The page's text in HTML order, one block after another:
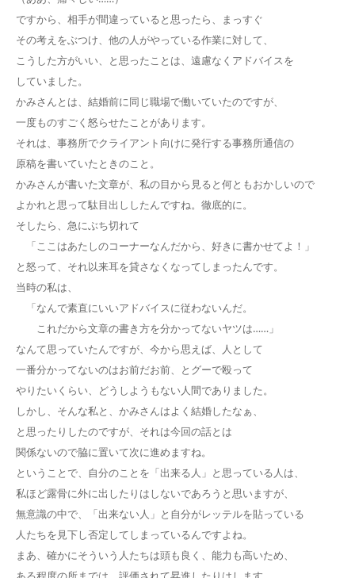
ですから、相手が間違っていると思ったら、まっすぐ
その考えをぶつけ、他の人がやっている作業に対して、
こうした方がいい、と思ったことは、遠慮なくアドバイスを
していました。
かみさんとは、結婚前に同じ職場で働いていたのですが、
一度ものすごく怒らせたことがあります。
それは、事務所でクライアント向けに発行する事務所通信の
原稿を書いていたときのこと。
かみさんが書いた文章が、私の目から見ると何ともおかしいので
よかれと思って駄目出ししたんですね。徹底的に。
そしたら、急にぶち切れて
「ここはあたしのコーナーなんだから、好きに書かせてよ！」
と怒って、それ以来耳を貸さなくなってしまったんです。
当時の私は、
「なんで素直にいいアドバイスに従わないんだ。
これだから文章の書き方を分かってないヤツは……」
なんて思っていたんですが、今から思えば、人として
一番分かってないのはお前だお前、とグーで殴って
やりたいくらい、どうしようもない人間でありました。
しかし、そんな私と、かみさんはよく結婚したなぁ、
と思ったりしたのですが、それは今回の話とは
関係ないので脇に置いて次に進めますね。
ということで、自分のことを「出来る人」と思っている人は、
私ほど露骨に外に出したりはしないであろうと思いますが、
無意識の中で、「出来ない人」と自分がレッテルを貼っている
人たちを見下し否定してしまっているんですよね。
まあ、確かにそういう人たちは頭も良く、能力も高いため、